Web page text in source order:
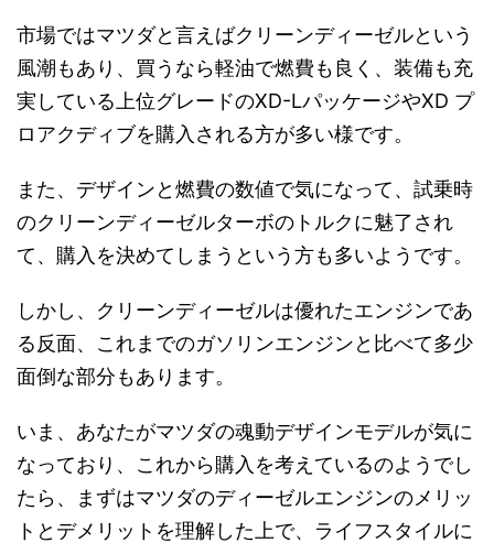
市場ではマツダと言えばクリーンディーゼルという
風潮もあり、買うなら軽油で燃費も良く、装備も充
実している上位グレードのXD-LパッケージやXD プ
ロアクディブを購入される方が多い様です。
また、デザインと燃費の数値で気になって、試乗時
のクリーンディーゼルターボのトルクに魅了され
て、購入を決めてしまうという方も多いようです。
しかし、クリーンディーゼルは優れたエンジンであ
る反面、これまでのガソリンエンジンと比べて多少
面倒な部分もあります。
いま、あなたがマツダの魂動デザインモデルが気に
なっており、これから購入を考えているのようでし
たら、まずはマツダのディーゼルエンジンのメリッ
トとデメリットを理解した上で、ライフスタイルに